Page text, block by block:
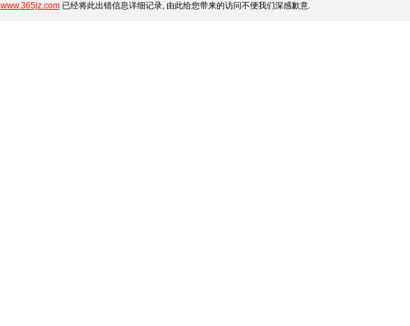
www.365jz.com已经将此出错信息详细记录, 由此给您带来的访问不便我们深感歉意.